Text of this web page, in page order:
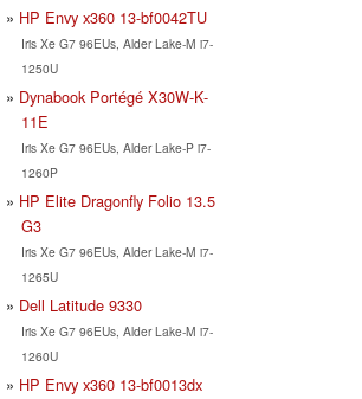
HP Envy x360 13-bf0042TU
Iris Xe G7 96EUs, Alder Lake-M i7-
1250U
Dynabook Portégé X30W-K-
11E
Iris Xe G7 96EUs, Alder Lake-P i7-
1260P
HP Elite Dragonfly Folio 13.5
G3
Iris Xe G7 96EUs, Alder Lake-M i7-
1265U
Dell Latitude 9330
Iris Xe G7 96EUs, Alder Lake-M i7-
1260U
HP Envy x360 13-bf0013dx